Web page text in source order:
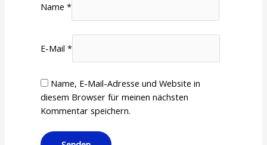
Name*
E-Mail*
Name, E-Mail-Adresse und Website in
diesem Browser für meinen nächsten
Kommentar speichern.